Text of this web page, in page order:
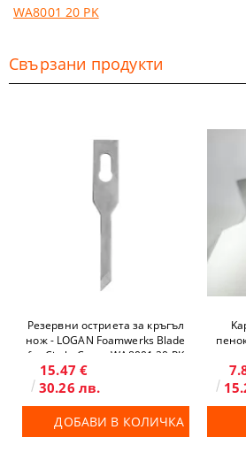
WA8001 20 PK
Свързани продукти
Резервни остриета за кръгъл
нож - LOGAN Foamwerks Blade
for Circle Cutter WA8001 20 PK
15.47 €
30.26 лв.
ДОБАВИ В КОЛИЧКА